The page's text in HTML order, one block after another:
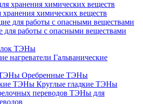
химических веществ
работы с опасными веществами
ТЭНы
Гальванические
Оребренные ТЭНы
Круглые гладкие ТЭНы
ТЭНы для